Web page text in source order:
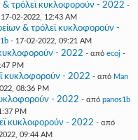
& τρόλεϊ κυκλοφορούν - 2022 -
02-2022, 12:43 AM
& τρόλεϊ κυκλοφορούν -
- 17-02-2022, 09:21 AM
κυκλοφορούν - 2022 - από ecoj -
PM
κυκλοφορούν - 2022 - από Man
08:36 PM
- 2022 - από panos1b
PM
κυκλοφορούν - 2022 - από
09:44 AM